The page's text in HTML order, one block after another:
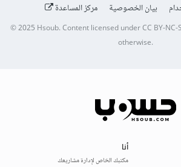
بيان الخصوصية مركز المساعدة
© 2025Hsoub.Content licensed underCC BY-
otherwise.